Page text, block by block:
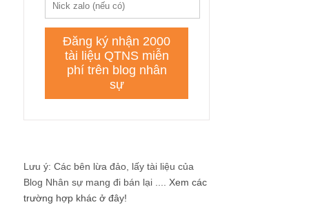
Lưu ý: Các bên lừa đảo, lấy tài liệu của
Blog Nhân sự mang đi bán lại .... Xem các
trường hợp khác ở đây!